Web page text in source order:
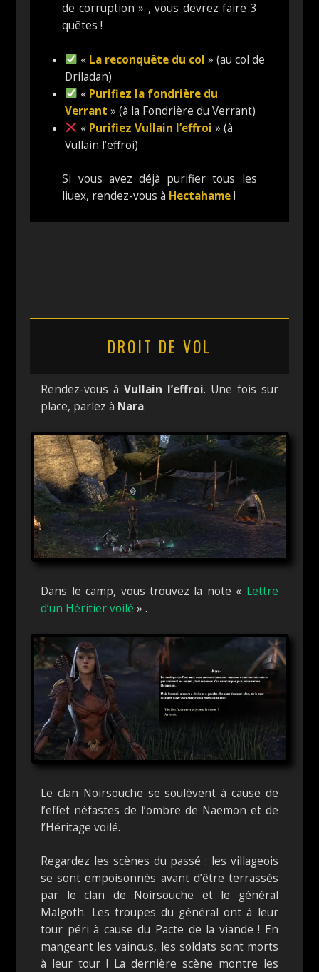
de corruption » , vous devrez faire 3
quêtes !
« La reconquête du col » (au col de
Driladan)
« Purifiez la fondrière du
Verrant » (à la Fondrière du Verrant)
« Purifiez Vullain l’effroi » (à
Vullain l’effroi)
Si vous avez déjà purifier tous les
liuex, rendez-vous à Hectahame!
DROIT DE VOL
Rendez-vous àVullain l’effroi. Une fois sur
place, parlez à Nara.
Dans le camp, vous trouvez la note « Lettre
d’un Héritier voilé » .
Le clan Noirsouche se soulèvent à cause de
l’effet néfastes de l’ombre de Naemon et de
l’Héritage voilé.
Regardez les scènes du passé : les villageois
se sont empoisonnés avant d’être terrassés
par le clan de Noirsouche et le général
Malgoth. Les troupes du général ont à leur
tour péri à cause du Pacte de la viande ! En
mangeant les vaincus, les soldats sont morts
à leur tour ! La dernière scène montre les